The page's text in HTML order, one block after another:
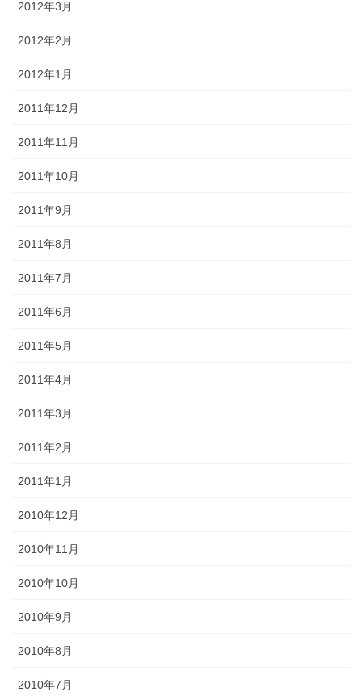
2012年3月
2012年2月
2012年1月
2011年12月
2011年11月
2011年10月
2011年9月
2011年8月
2011年7月
2011年6月
2011年5月
2011年4月
2011年3月
2011年2月
2011年1月
2010年12月
2010年11月
2010年10月
2010年9月
2010年8月
2010年7月